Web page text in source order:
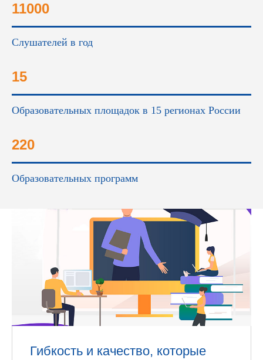
11000
Слушателей в год
15
Образовательных площадок в 15 регионах России
220
Образовательных программ
Гибкость и качество, которые